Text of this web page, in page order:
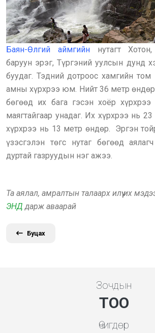
Баян-Өлгий аймгийннутагт
баруун эрэг, Түргэний уулсын дунд
буудаг. Тэдний дотроос хамгийн том
амны хүрхрээ юм. Нийт 36 метр өндөр
бөгөөд их бага гэсэн хоёр хүрхрээ
маягтайгаар унадаг. Их хүрхрээ нь
хүрхрээ нь 13 метр өндөр.
Эргэн
үзэсгэлэн төгс нутаг бөгөөд
дуртай газруудын нэг ажээ.
Та аялал, амралтын талаарх илүү их
ЭНД дарж аваарай
Буцах
Зочдын
ТОО
Өчигдөр